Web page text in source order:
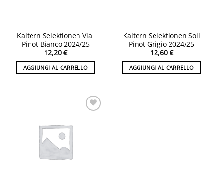
Kaltern Selektionen Vial
Pinot Bianco 2024/25
12,20 €
AGGIUNGI AL CARRELLO
Kaltern Selektionen Soll
Pinot Grigio 2024/25
12,60 €
AGGIUNGI AL CARRELLO